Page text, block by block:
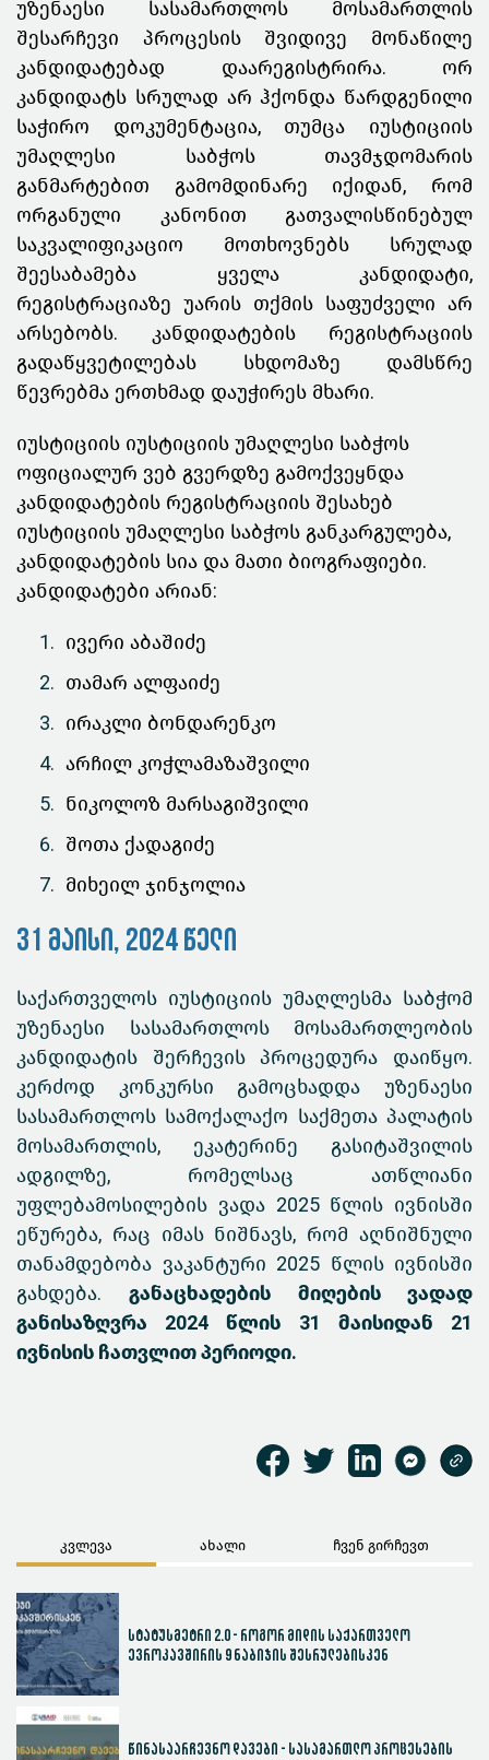
უზენაესი სასამართლოს მოსამართლის
შესარჩევი პროცესის შვიდივე მონაწილე
კანდიდატებად დაარეგისტრირა. ორ
კანდიდატს სრულად არ ჰქონდა წარდგენილი
საჭირო დოკუმენტაცია, თუმცა იუსტიციის
უმაღლესი საბჭოს თავმჯდომარის
განმარტებით გამომდინარე იქიდან, რომ
ორგანული კანონით გათვალისწინებულ
საკვალიფიკაციო მოთხოვნებს სრულად
შეესაბამება ყველა კანდიდატი,
რეგისტრაციაზე უარის თქმის საფუძველი არ
არსებობს. კანდიდატების რეგისტრაციის
გადაწყვეტილებას სხდომაზე დამსწრე
წევრებმა ერთხმად დაუჭირეს მხარი.
იუსტიციის იუსტიციის უმაღლესი საბჭოს
ოფიციალურ ვებ გვერდზე გამოქვეყნდა
კანდიდატების რეგისტრაციის შესახებ
იუსტიციის უმაღლესი საბჭოს განკარგულება,
კანდიდატების სია და მათი ბიოგრაფიები.
კანდიდატები არიან:
ივერი აბაშიძე
თამარ ალფაიძე
ირაკლი ბონდარენკო
არჩილ კოჭლამაზაშვილი
ნიკოლოზ მარსაგიშვილი
შოთა ქადაგიძე
მიხეილ ჯინჯოლია
31 მაისი, 2024 წელი
საქართველოს იუსტიციის უმაღლესმა საბჭომ
უზენაესი სასამართლოს მოსამართლეობის
კანდიდატის შერჩევის პროცედურა დაიწყო.
კერძოდ კონკურსი გამოცხადდა უზენაესი
სასამართლოს სამოქალაქო საქმეთა პალატის
მოსამართლის, ეკატერინე გასიტაშვილის
ადგილზე, რომელსაც ათწლიანი
უფლებამოსილების ვადა 2025 წლის ივნისში
ეწურება, რაც იმას ნიშნავს, რომ აღნიშნული
თანამდებობა ვაკანტური 2025 წლის ივნისში
გახდება.განაცხადების მიღების ვადად
განისაზღვრა 2024 წლის 31 მაისიდან 21
ივნისის ჩათვლით პერიოდი.
კვლევა ახალი ჩვენ გირჩევთ
სტატუსმეტრი 2.0 - როგორ მიდის საქართველო
ევროკავშირის 9 ნაბიჯის შესრულებისკენ
წინასაარჩევნო დავები - სასამართლო პროცესების